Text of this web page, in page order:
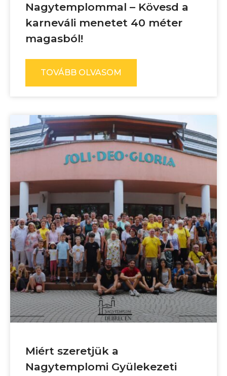
Nagytemplommal – Kövesd a
karneváli menetet 40 méter
magasból!
TOVÁBB OLVASOM
Miért szeretjük a
Nagytemplomi Gyülekezeti